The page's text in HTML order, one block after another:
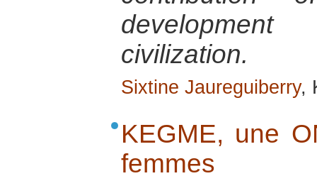
civilization.
Sixtine Jaureguiberry,
KEGME, une
femmes